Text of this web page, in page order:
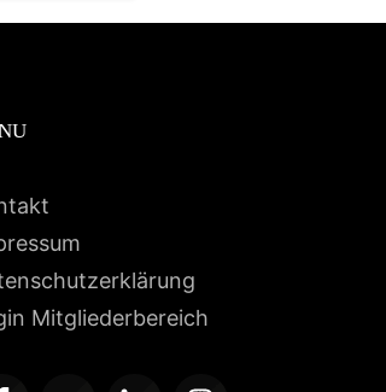
Mitgliederbereich